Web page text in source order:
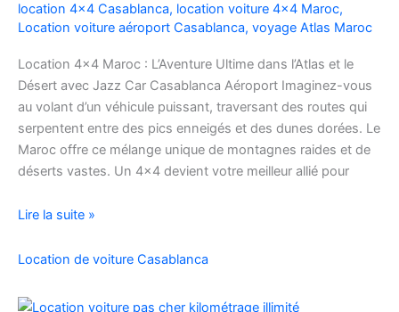
location 4x4 Casablanca, location voiture 4x4 Maroc,
Location voiture aéroport Casablanca, voyage Atlas Maroc
Location 4×4 Maroc : L’Aventure Ultime dans l’Atlas et le
Désert avec Jazz Car Casablanca Aéroport Imaginez-vous
au volant d’un véhicule puissant, traversant des routes qui
serpentent entre des pics enneigés et des dunes dorées. Le
Maroc offre ce mélange unique de montagnes raides et de
déserts vastes. Un 4×4 devient votre meilleur allié pour
location
voiture
au
Lire la suite »
Location de voiture Casablanca